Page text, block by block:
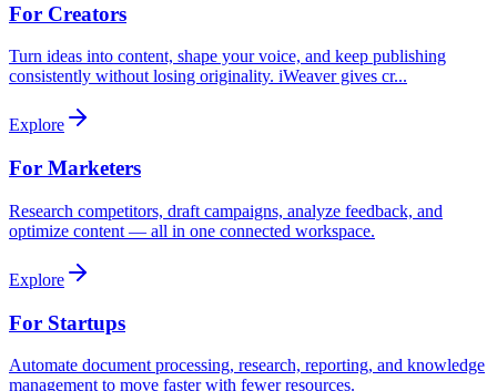
For Creators
Turn ideas into content, shape your voice, and keep publishing
consistently without losing originality. iWeaver gives cr...
Explore
For Marketers
Research competitors, draft campaigns, analyze feedback, and
optimize content — all in one connected workspace.
Explore
For Startups
Automate document processing, research, reporting, and knowledge
management to move faster with fewer resources.